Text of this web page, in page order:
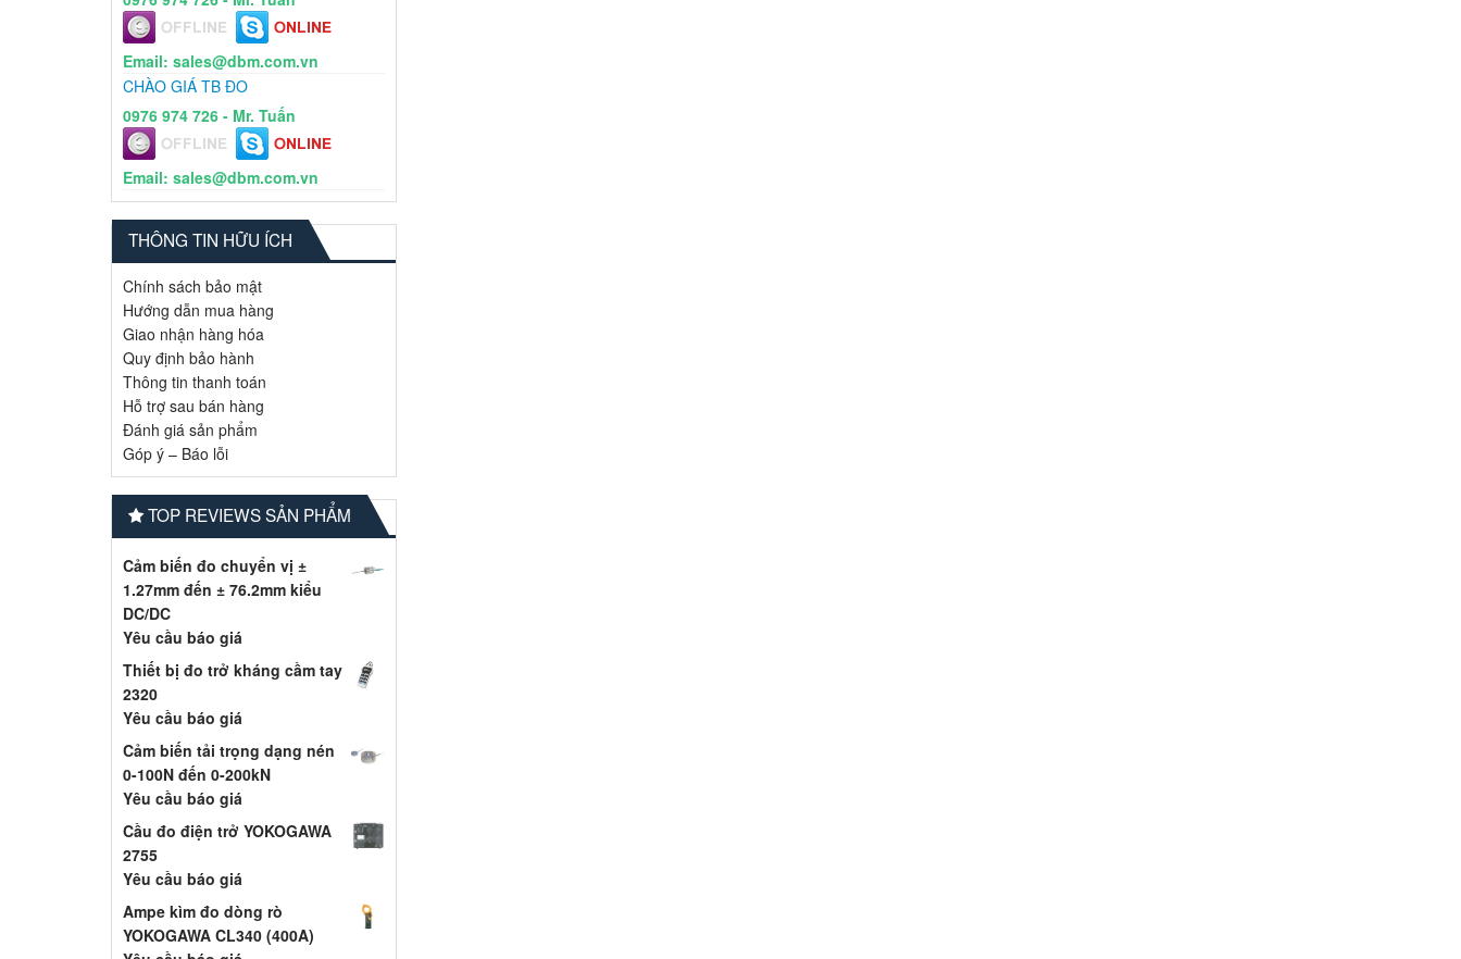
Email: sales@dbm.com.vn
CHÀO GIÁ TB ĐO
0976 974 726 - Mr. Tuấn
Email: sales@dbm.com.vn
THÔNG TIN HỮU ÍCH
Chính sách bảo mật
Hướng dẫn mua hàng
Giao nhận hàng hóa
Quy định bảo hành
Thông tin thanh toán
Hỗ trợ sau bán hàng
Đánh giá sản phẩm
Góp ý – Báo lỗi
TOP REVIEWS SẢN PHẨM
Cảm biến đo chuyển vị ±
1.27mm đến ± 76.2mm kiểu
DC/DC
Yêu cầu báo giá
Thiết bị đo trở kháng cầm tay
2320
Yêu cầu báo giá
Cảm biến tải trọng dạng nén
0-100N đến 0-200kN
Yêu cầu báo giá
Cầu đo điện trở YOKOGAWA
2755
Yêu cầu báo giá
Ampe kìm đo dòng rò
YOKOGAWA CL340 (400A)